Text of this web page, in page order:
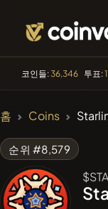
코인들:36,346 투표:
홈 Coins
순위 #8,579